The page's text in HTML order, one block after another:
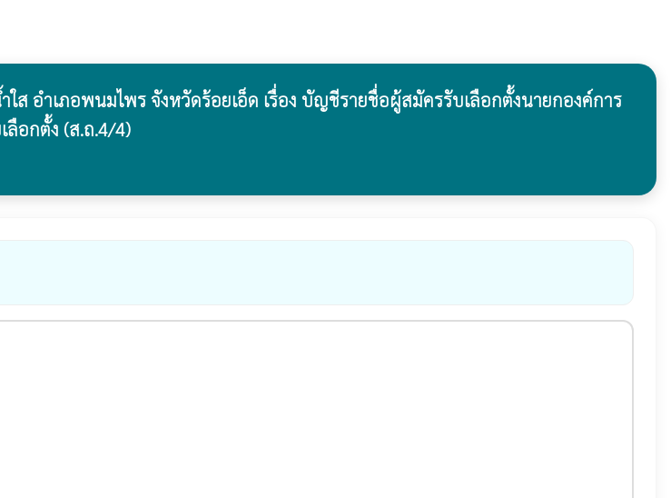
ส อำเภอพนมไพร จังหวัดร้อยเอ็ด เรื่อง บัญชีรายชื่อผู้สมัครรับเลือกตั้งนายกองค์การ
ลือกตั้ง (ส.ถ.4/4)